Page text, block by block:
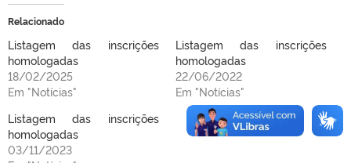
Relacionado
Listagem das inscrições
homologadas
18/02/2025
Em "Notícias"
Listagem das inscrições
homologadas
22/06/2022
Em "Notícias"
Listagem das inscrições
homologadas
03/11/2023